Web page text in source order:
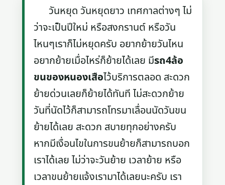
วันหยุด วันหยุดยาว เทศกาลต่างๆ ไม่
ว่าจะเป็นปีใหม่ หรือสงกรานต์ หรือวัน
ไหนๆเราก็ไม่หยุดครับ อยากย้ายวันไหน
อยากย้ายเมื่อไหร่ก็ย้ายได้เลย มีรถ4ล้อ
ขนของหนองเสือไว้บริการตลอด สะดวก
ย้ายด่วนเลยก็ย้ายได้ทันที ไม่สะดวกย้าย
วันที่นัดไว้ก็สามารถโทรมาเลื่อนนัดวันขน
ย้ายได้เลย สะดวก สบายทุกอย่างครับ
หากมีเงื่อนไขในการขนย้ายก็สามารถบอก
เราได้เลย ไม่ว่าจะวันย้าย เวลาย้าย หรือ
เวลาขนย้ายแจ้งเรามาได้เลยนะครับ เรา